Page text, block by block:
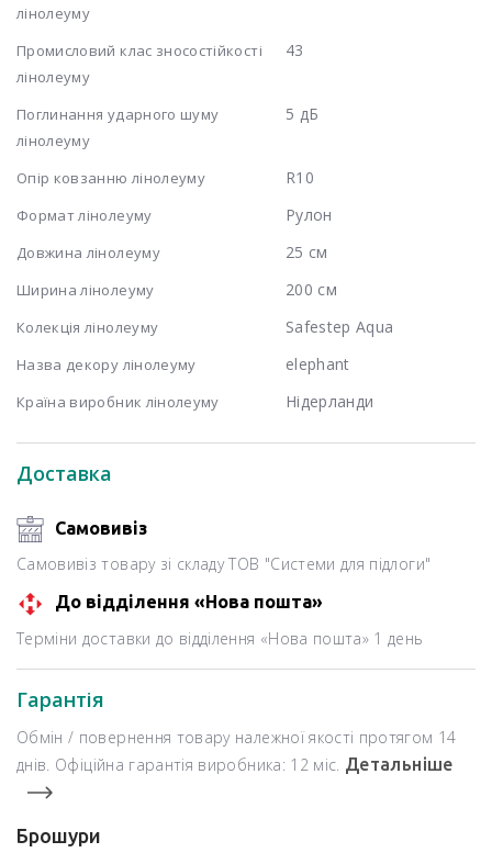
Доставка
Самовивіз
Самовивіз товару зі складу ТОВ "Системи для підлоги"
До відділення «Нова пошта»
Терміни доставки до відділення «Нова пошта» 1 день
Гарантія
Обмін / повернення товару належної якості протягом 14
днів. Офіційна гарантія виробника: 12 міс. Детальніше
лінолеуму
Промисловий клас зносостійкості
лінолеуму
43
Поглинання ударного шуму
лінолеуму
5 дБ
Опір ковзанню лінолеуму R10
Формат лінолеуму Рулон
Довжина лінолеуму 25 см
Ширина лінолеуму 200 см
Колекція лінолеуму Safestep Aqua
Назва декору лінолеуму elephant
Країна виробник лінолеуму Нідерланди
Брошури